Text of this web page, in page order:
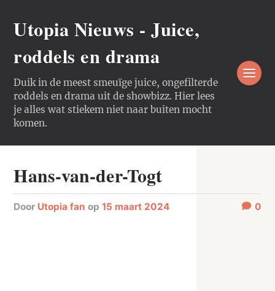
Utopia Nieuws - Juice,
roddels en drama
Duik in de meest smeuïge juice, ongefilterde
roddels en drama uit de showbizz. Hier lees
je alles wat stiekem niet naar buiten mocht
komen.
Hans-van-der-Togt
door Utopia fan op15 maart 2024 0